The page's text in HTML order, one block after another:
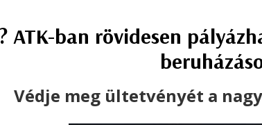
ATK-ban rövidesen
Védje meg ültetvényét a